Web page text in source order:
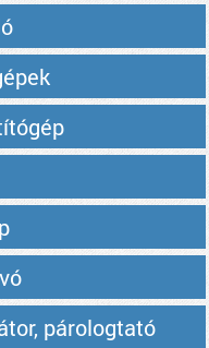
párologtató